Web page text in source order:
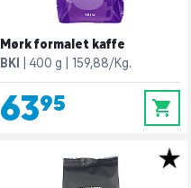
Mørk formalet kaffe
BKI
400 g 159,88/Kg.
63,95 0